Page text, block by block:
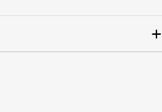
visitare il nuovo